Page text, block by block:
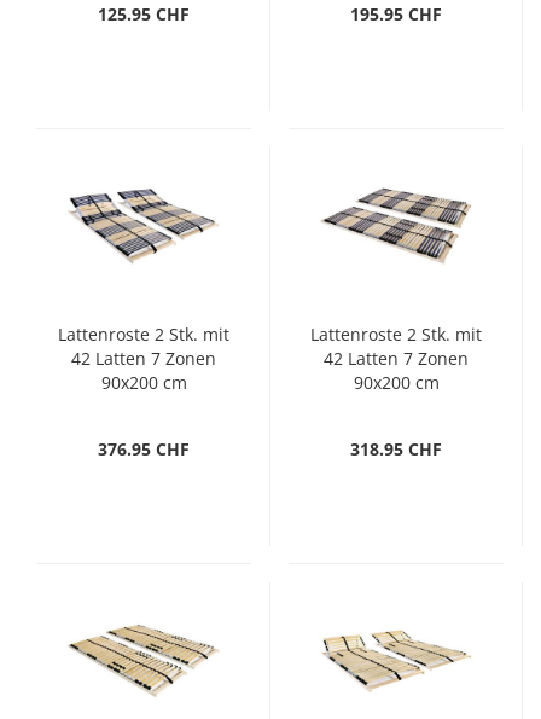
125.95 CHF 195.95 CHF
Lattenroste 2 Stk. mit
42 Latten 7 Zonen
90x200 cm
376.95 CHF
Lattenroste 2 Stk. mit
42 Latten 7 Zonen
90x200 cm
318.95 CHF